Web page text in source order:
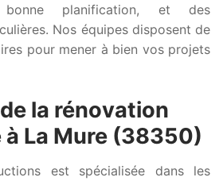
bonne planification, et des
Nos équipes disposent de
pour mener à bien vos projets
la rénovation
La Mure (38350)
est spécialisée dans les